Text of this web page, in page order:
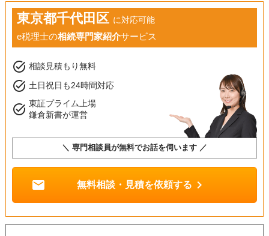
東京都千代田区 に対応可能
e税理士の相続専門家紹介サービス
task_alt 相談見積もり無料
task_alt 土日祝日も24時間対応
task_alt 東証プライム上場
鎌倉新書が運営
＼ 専門相談員が無料でお話を伺います ／
mail 無料相談・見積を依頼する chevron_right